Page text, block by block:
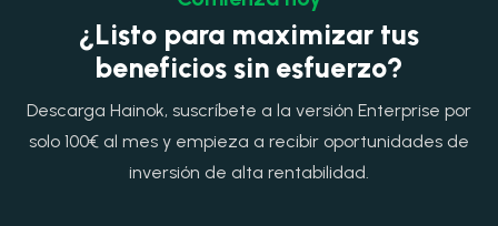
¿Listo para maximizar tus
beneficios sin esfuerzo?
Descarga Hainok, suscríbete a la versión Enterprise por
solo 100€ al mes y empieza a recibir oportunidades de
inversión de alta rentabilidad.